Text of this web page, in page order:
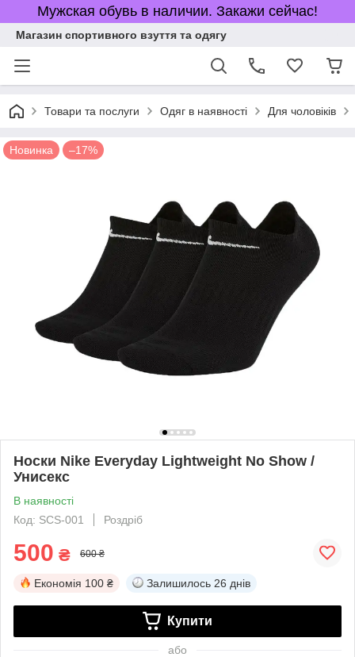
Мужская обувь в наличии. Закажи сейчас!
Магазин спортивного взуття та одягу
Товари та послуги Одяг в наявності Для чоловіків
Новинка –17%
Носки Nike Everyday Lightweight No Show /
Унисекс
В наявності
Код: SCS-001
Роздріб
500 ₴ 600 ₴
Економія 100 ₴ Залишилось 26 днів
Купити
або